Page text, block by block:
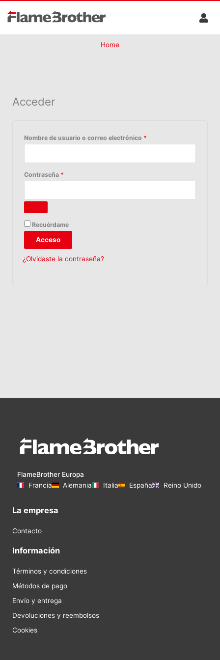
Home
Acceder
Nombre de usuario o correo electrónico *
Contraseña *
Recuérdame
Acceso
¿Olvidaste la contraseña?
FlameBrother Europa
Francia
Alemania Italia España Reino Unido
La empresa
Contacto
Información
Términos y condiciones
Métodos de pago
Envío y entrega
Devoluciones y reembolsos
Cookies